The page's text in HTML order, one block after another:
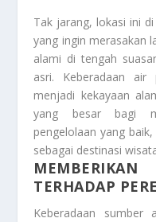
Tak jarang, lokasi ini
yang ingin merasakan
alami di tengah
asri. Keberadaan
menjadi kekayaan
yang besar bagi
pengelolaan yang
sebagai destinasi
TERHADAP
Keberadaan sumber